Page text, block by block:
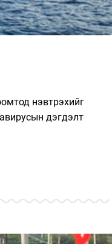
нэвтрэхийг
дэгдэлт